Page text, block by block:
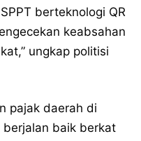
berteknologi QR
keabsahan
ungkap politisi
pajak daerah di
berjalan baik berkat